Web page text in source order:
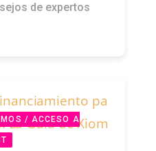
de expertos
/ ACCESO A